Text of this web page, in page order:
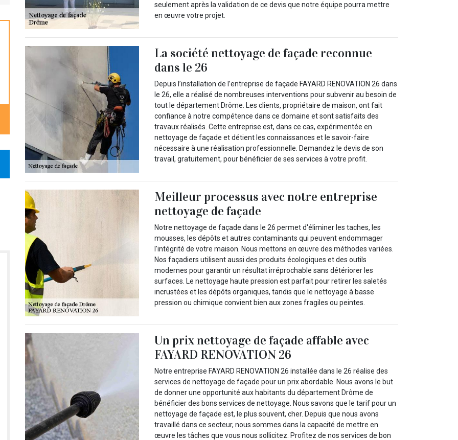
seulement après la validation de ce devis que notre équipe pourra mettre
en œuvre votre projet.
La société nettoyage de façade reconnue
dans le 26
Depuis l’installation de l’entreprise de façade FAYARD RENOVATION 26 dans
le 26, elle a réalisé de nombreuses interventions pour subvenir au besoin de
tout le département Drôme. Les clients, propriétaire de maison, ont fait
confiance à notre compétence dans ce domaine et sont satisfaits des
travaux réalisés. Cette entreprise est, dans ce cas, expérimentée en
nettoyage de façade et détient les connaissances et le savoir-faire
nécessaire à une réalisation professionnelle. Demandez le devis de son
travail, gratuitement, pour bénéficier de ses services à votre profit.
Meilleur processus avec notre entreprise
nettoyage de façade
Notre nettoyage de façade dans le 26 permet d'éliminer les taches, les
mousses, les dépôts et autres contaminants qui peuvent endommager
l'intégrité de votre maison. Nous mettons en œuvre des méthodes variées.
Nos façadiers utilisent aussi des produits écologiques et des outils
modernes pour garantir un résultat irréprochable sans détériorer les
surfaces. Le nettoyage haute pression est parfait pour retirer les saletés
incrustées et les dépôts organiques, tandis que le nettoyage à basse
pression ou chimique convient bien aux zones fragiles ou peintes.
Un prix nettoyage de façade affable avec
FAYARD RENOVATION 26
Notre entreprise FAYARD RENOVATION 26 installée dans le 26 réalise des
services de nettoyage de façade pour un prix abordable. Nous avons le but
de donner une opportunité aux habitants du département Drôme de
bénéficier des bons services de nettoyage. Nous savons que le tarif pour un
nettoyage de façade est, le plus souvent, cher. Depuis que nous avons
travaillé dans ce secteur, nous sommes dans la capacité de mettre en
œuvre les tâches que vous nous sollicitez. Profitez de nos services de bon